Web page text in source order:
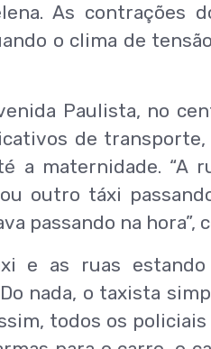
As contrações
o clima de
Paulista, no
de
a maternidade. “A
outro táxi
passando na hora”,
e as ruas
nada, o taxista
todos os